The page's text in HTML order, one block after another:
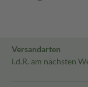
Versandarten
i.d.R. am nächsten